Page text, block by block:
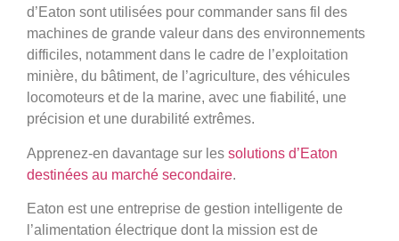
d’Eaton sont utilisées pour commander sans fil des
machines de grande valeur dans des environnements
difficiles, notamment dans le cadre de l’exploitation
minière, du bâtiment, de l’agriculture, des véhicules
locomoteurs et de la marine, avec une fiabilité, une
précision et une durabilité extrêmes.
Apprenez-en davantage sur les solutions d’Eaton
destinées au marché secondaire.
Eaton est une entreprise de gestion intelligente de
l’alimentation électrique dont la mission est de